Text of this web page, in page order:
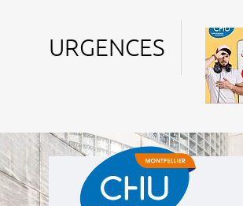
URGENCES